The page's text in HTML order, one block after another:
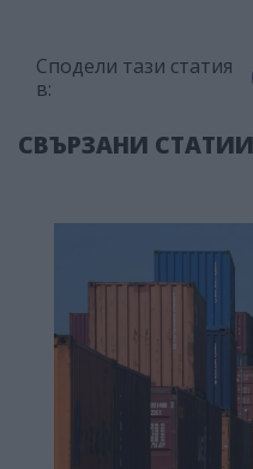
Сподели тази статия
в:
СВЪРЗАНИ СТАТИИ